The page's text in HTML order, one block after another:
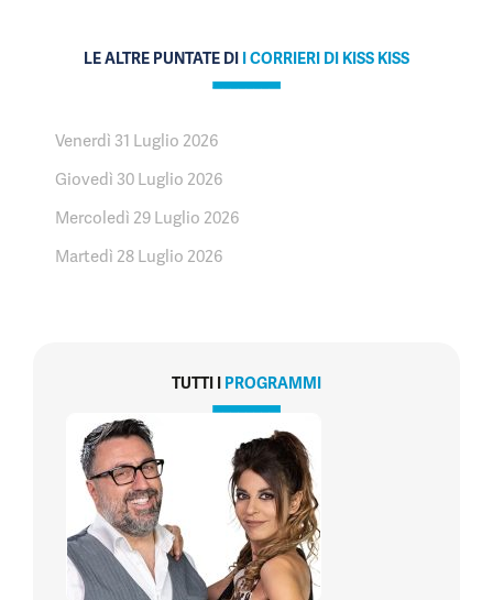
LE ALTRE PUNTATE DI I CORRIERI DI KISS KISS
Venerdì 31 Luglio 2026
Giovedì 30 Luglio 2026
Mercoledì 29 Luglio 2026
Martedì 28 Luglio 2026
TUTTI I PROGRAMMI